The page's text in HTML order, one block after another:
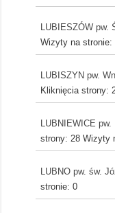
LUBIESZÓW pw.
Wizyty na stronie:
LUBISZYN pw.
Kliknięcia strony:
LUBNIEWICE
strony: 28 Wizyty
LUBNO pw. św.
stronie: 0